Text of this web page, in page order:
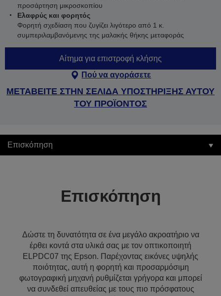
προσάρτηση μικροσκοπίου
Ελαφρύς και φορητός
Φορητή σχεδίαση που ζυγίζει λιγότερο από 1 κ.
συμπεριλαμβανόμενης της μαλακής θήκης μεταφοράς
Αίτημα για επιστροφή κλήσης
Πού να αγοράσετε
ΜΕΤΑΒΕΙΤΕ ΣΤΗΝ ΣΕΛΙΔΑ ΥΠΟΣΤΗΡΙΞΗΣ ΑΥΤΟΥ
ΤΟΥ ΠΡΟΪΟΝΤΟΣ
Επισκόπηση
Επισκόπηση
Δώστε τη δυνατότητα σε ένα μεγάλο ακροατήριο να
έρθει κοντά στα υλικά σας με τον οπτικοποιητή
ELPDC07 της Epson. Παρέχοντας εικόνες υψηλής
ποιότητας, αυτή η φορητή και προσαρμόσιμη
φωτογραφική μηχανή ρυθμίζεται γρήγορα και μπορεί
να συνδεθεί απευθείας με τους πιο πρόσφατους